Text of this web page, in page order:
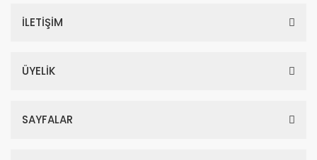
İLETİŞİM
ÜYELİK
SAYFALAR